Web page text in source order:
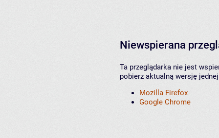
Niewspierana
Ta przeglądarka nie jest
pobierz aktualną wersję
Mozilla Firefox
Google Chrome